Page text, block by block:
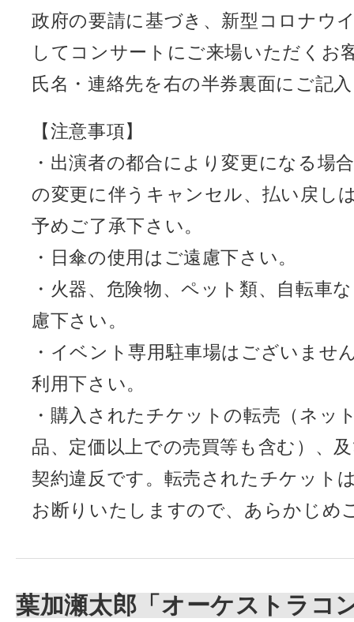
政府の要請に基づき、新型コロナウ
してコンサートにご来場いただくお
氏名・連絡先を右の半券裏面にご記
【注意事項】
・出演者の都合により変更になる場
の変更に伴うキャンセル、払い戻し
予めご了承下さい。
・日傘の使用はご遠慮下さい。
・火器、危険物、ペット類、自転車
慮下さい。
・イベント専用駐車場はございませ
利用下さい。
・購入されたチケットの転売（ネッ
品、定価以上での売買等も含む）、
契約違反です。転売されたチケット
お断りいたしますので、あらかじめ
葉加瀬太郎「オーケストラコ